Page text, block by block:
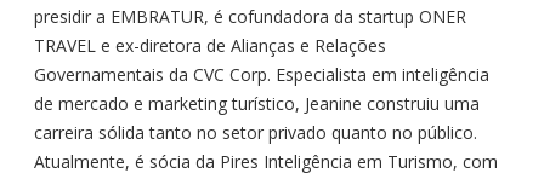
presidir a EMBRATUR, é cofundadora da startup ONER
TRAVEL e ex-diretora de Alianças e Relações
Governamentais da CVC Corp. Especialista em inteligência
de mercado e marketing turístico, Jeanine construiu uma
carreira sólida tanto no setor privado quanto no público.
Atualmente, é sócia da Pires Inteligência em Turismo, com